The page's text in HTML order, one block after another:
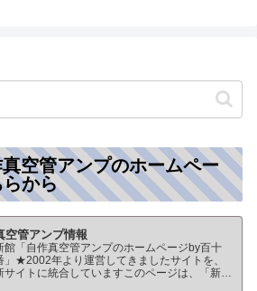
空管アンプのホームペー
から
空管アンプ情報
館「自作真空管アンプのホームページby百十
」★2002年より運営してきましたサイトを、
サイトに統合していますこのページは、「新